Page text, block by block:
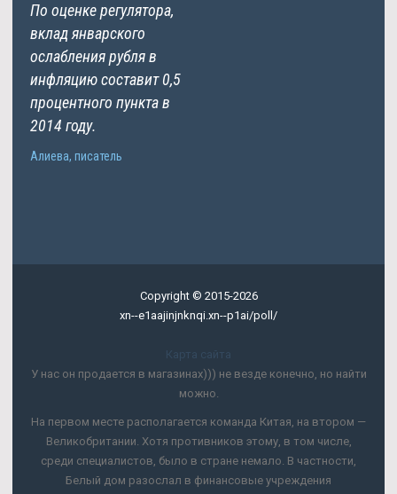
По оценке регулятора,
вклад январского
ослабления рубля в
инфляцию составит 0,5
процентного пункта в
2014 году.
Алиева, писатель
Copyright © 2015-2026
xn--e1aajinjnknqi.xn--p1ai/poll/
Карта сайта
У нас он продается в магазинах))) не везде конечно, но найти
можно.
На первом месте располагается команда Китая, на втором —
Великобритании. Хотя противников этому, в том числе,
среди специалистов, было в стране немало. В частности,
Белый дом разослал в финансовые учреждения